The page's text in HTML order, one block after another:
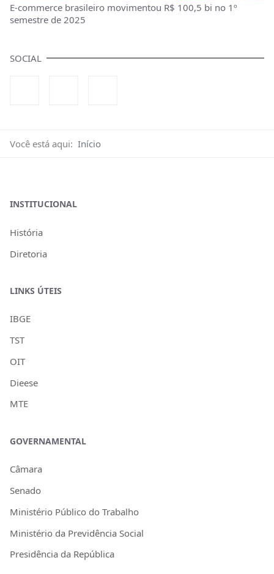
E-commerce brasileiro movimentou R$ 100,5 bi no 1º
semestre de 2025
SOCIAL
Você está aqui: Início
INSTITUCIONAL
História
Diretoria
LINKS ÚTEIS
IBGE
TST
OIT
Dieese
MTE
GOVERNAMENTAL
Câmara
Senado
Ministério Público do Trabalho
Ministério da Previdência Social
Presidência da República